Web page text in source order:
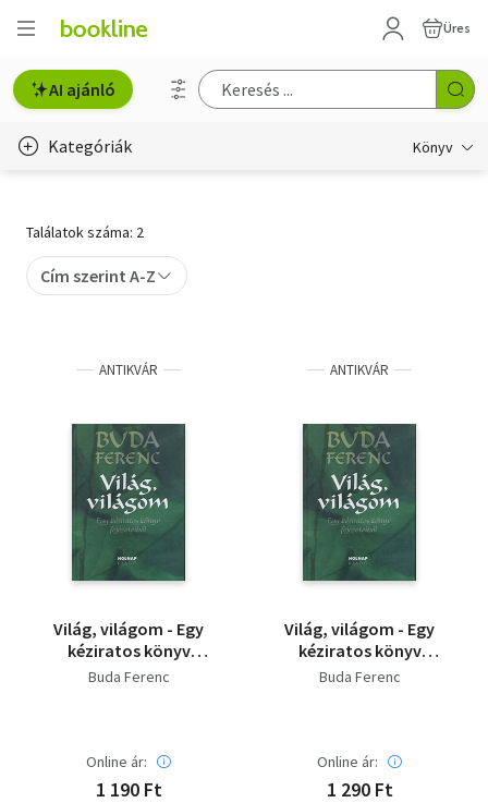
Üres
AI ajánló
Kategóriák Könyv
Gyermek- és ifjúsági
Művészet
Szakkönyv
Szótár, nyelvkönyv
Tankönyv, segédkönyv
Társadalomtudomány
Természettudomány
Találatok száma: 2
Cím szerint A-Z
ANTIKVÁR
Világ, világom - Egy
kéziratos könyv
fejezeteiből
Buda Ferenc
Online ár:
1 190 Ft
ANTIKVÁR
Világ, világom - Egy
kéziratos könyv
fejezeteiből
Buda Ferenc
Online ár:
1 290 Ft